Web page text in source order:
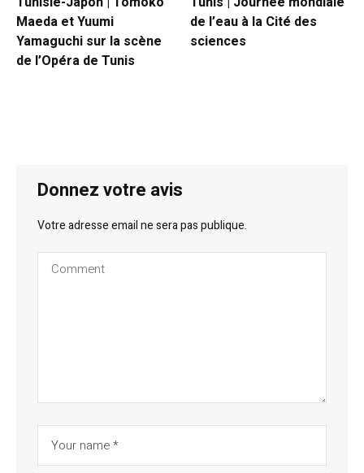
Maeda et Yuumi
Yamaguchi sur la scène
de l’Opéra de Tunis
de l’eau à la Cité des
sciences
Donnez votre avis
Votre adresse email ne sera pas publique.